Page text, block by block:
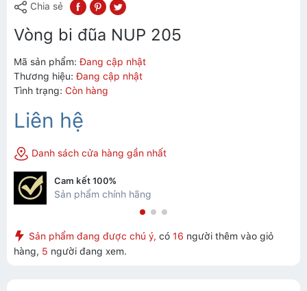
Chia sẻ
Vòng bi đũa NUP 205
Mã sản phẩm: Đang cập nhật
Thương hiệu: Đang cập nhật
Tình trạng: Còn hàng
Liên hệ
Danh sách cửa hàng gần nhất
Cam kết 100%
Sản phẩm chính hãng
Sản phẩm đang được chú ý, có 16 người thêm vào giỏ
hàng, 5 người đang xem.